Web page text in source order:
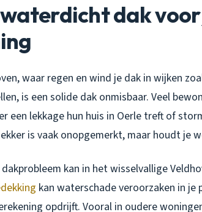
dak
waar regen en wind je dak in wijken
is een solide dak onmisbaar. Veel
een lekkage hun huis in Oerle treft of
is vaak onopgemerkt, maar houdt je
dakprobleem kan in het wisselvallige
kan waterschade veroorzaken in
opdrijft. Vooral in oudere